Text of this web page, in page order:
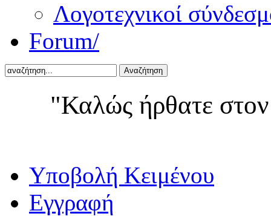
Λογοτεχνικοί
Forum/
Αναζήτηση
"Καλώς ήρθατε
Yποβολή Κειμένου
Εγγραφή